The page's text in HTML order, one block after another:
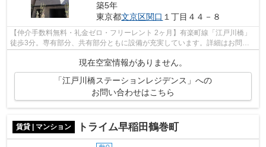
築5年
東京都文京区関口 １丁目４４－８
【仲介手数料無料・礼金ゼロ・フリーレント 2ヶ月】有楽町線「江戸川橋」
徒歩3分。専有部分、共有部分ともに設備が充実しています。詳細はお問い
現在空室情報がありません。
「江戸川橋ステーションレジデンス」への
お問い合わせはこちら
賃貸 | マンション トライム早稲田鶴巻町